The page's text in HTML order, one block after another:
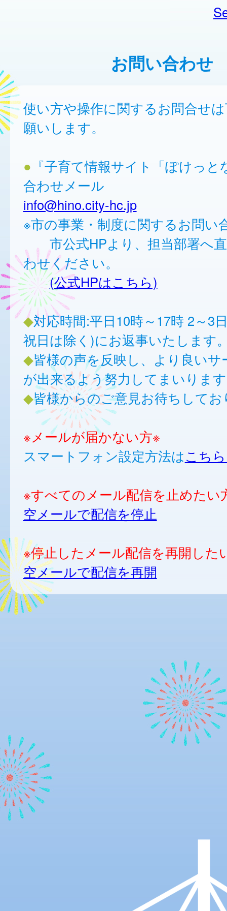
お問い合わせ
使い方や操作に関するお問合せ
願いします。
● 『子育て情報サイト「ぽけっ
合わせメール
info@hino.city-hc.jp
※市の事業・制度に関するお問い
市公式HPより、担当部署へ
わせください。
(公式HPはこちら)
◆対応時間:平日10時～17時 2～3
祝日は除く)にお返事いたします
◆皆様の声を反映し、より良いサ
が出来るよう努力してまいりま
◆皆様からのご意見お待ちしてお
※メールが届かない方※
スマートフォン設定方法はこち
※すべてのメール配信を止めたい
空メールで配信を停止
※停止したメール配信を再開した
空メールで配信を再開